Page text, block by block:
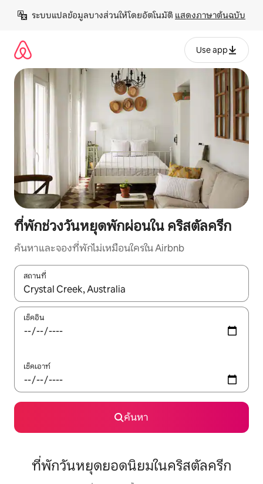
เนื้อหา
ระบบแปลข้อมูลบางส่วนให้โดยอัตโนมัติ แสดงภาษาต้นฉบับ
Use app
ที่พักช่วงวันหยุดพักผ่อนใน คริสตัลครีก
ค้นหาและจองที่พักไม่เหมือนใครใน Airbnb
สถานที่
ใช้ลูกศรขึ้นลง หรือใช้การสัมผัสหรือปัด เพื่อสำรวจผลการค้นหา
เช็คอิน
เช็คเอาท์
ค้นหา
ที่พักวันหยุดยอดนิยมในคริสตัลครีก